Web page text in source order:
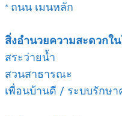
* ถนน เมนหลัก
สิ่งอำนวยความสะดวกใ
สระว่ายน้ำ
สวนสาธารณะ
เพื่อนบ้านดี / ระบบรักษ